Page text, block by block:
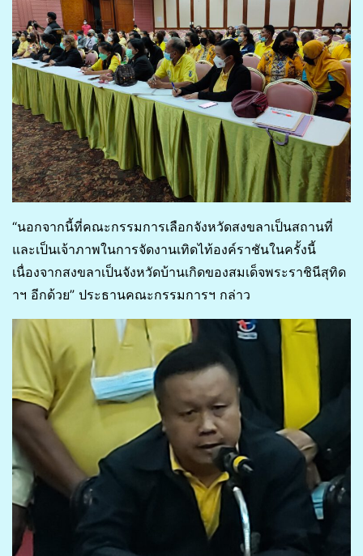
“นอกจากนี้ที่คณะกรรมการเลือกจังหวัดสงขลาเป็นสถานที่
และเป็นเจ้าภาพในการจัดงานเทิดไท้องค์ราชันในครั้งนี้
เนื่องจากสงขลาเป็นจังหวัดบ้านเกิดของสมเด็จพระราชินีสุทิด
าฯ อีกด้วย” ประธานคณะกรรมการฯ กล่าว